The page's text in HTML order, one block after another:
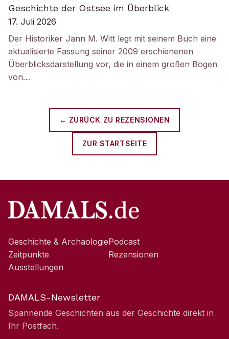
Geschichte der Ostsee im Überblick
17. Juli 2026
Der Historiker Jann M. Witt legt mit seinem Buch eine
aktualisierte Fassung seiner 2009 erschienenen
Überblicksdarstellung vor, die in einem großen Bogen
von…
← ZURÜCK ZU REZENSIONEN
ZUR STARTSEITE
Geschichte & Archäologie
Zeitpunkte
Ausstellungen
Podcast
Rezensionen
DAMALS-Newsletter
Spannende Geschichten aus der Geschichte direkt in
Ihr Postfach.